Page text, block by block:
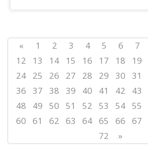
« 1 2 3 4 5 6 7
12
13 14 15 16 17 18 19
24
25 26 27 28 29 30 31
36
37 38 39 40 41 42 43
48
49 50 51 52 53 54 55
60
61 62 63 64 65 66 67
72
»